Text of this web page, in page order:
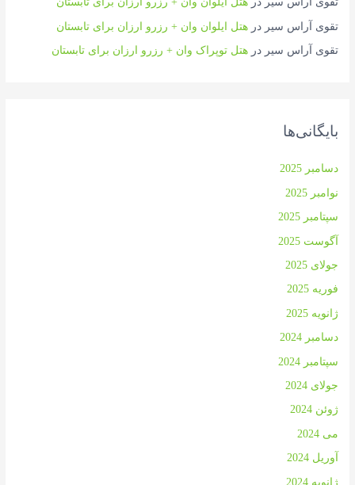
تقوی آراس سیر درهتل ایلوان وان + رزرو ارزان برای تابستان
تقوی آراس سیر درهتل توپراک وان + رزرو ارزان برای تابستان
بایگانی‌ها
دسامبر 2025
نوامبر 2025
سپتامبر 2025
آگوست 2025
جولای 2025
فوریه 2025
ژانویه 2025
دسامبر 2024
سپتامبر 2024
جولای 2024
ژوئن 2024
می 2024
آوریل 2024
ژانویه 2024